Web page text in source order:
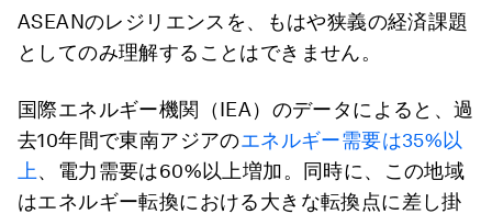
ASEANのレジリエンスを、もはや狭義の経済課題
としてのみ理解することはできません。
国際エネルギー機関（IEA）のデータによると、過
去10年間で東南アジアのエネルギー需要は35%以
上、電力需要は60%以上増加。同時に、この地域
はエネルギー転換における大きな転換点に差し掛